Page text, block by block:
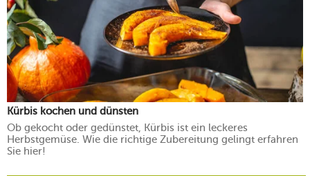
Kürbis kochen und dünsten
Ob gekocht oder gedünstet, Kürbis ist ein leckeres
Herbstgemüse. Wie die richtige Zubereitung gelingt erfahren
Sie hier!